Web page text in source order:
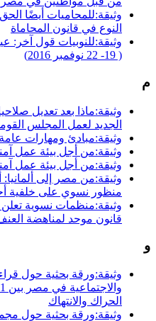
وثيقة:للمحاميات أيضًا
النوع في قانون المحاماة
وثيقة:للنوبيات قول آخر:
( 19- 22 نوفمبر 2016)
م
وثيقة:ماذا بعد تعديل
الجديد لعمل المجلس
وثيقة:مبادئ ومهارات
وثيقة:من أجل بيئة عمل
وثيقة:من أجل بيئة عمل
وثيقة:من مصر إلى
منظور نسوي على خلفية
وثيقة:منظمات نسوية
قانون موحد لمناهضة
و
وثيقة:ورقة بحثية حول
الحراك والانتهاك
وثيقة:ورقة بحثية حول